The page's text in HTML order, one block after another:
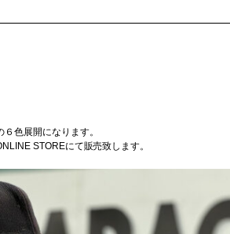
色展開になります。
STOREにて販売致します。